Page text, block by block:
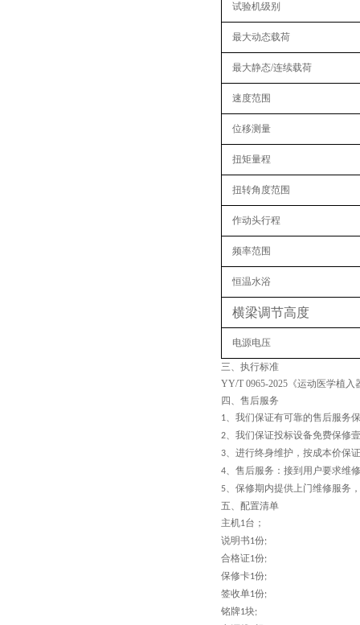
试验机级别
最大动态载荷
最大静态/连续载荷
速度范围
位移测量
扭矩量程
扭转角度范围‌
作动头行程
频率范围
恒温水浴
横梁调节高度
电源电压
三、 执行标准
YY/T 0965-2025《运动医学植
四、 售后服务
1、 我们保证有可靠的售后服务
2、 我们保证投标设备免费保修
3、 进行终身维护，按成本价保
4、 售后服务：接到用户要求维
5、 保修期内提供上门维修服务
五、配置清单
主机1台；
说明书1份;
合格证1份;
保修卡1份;
签收单1份;
铭牌1块;